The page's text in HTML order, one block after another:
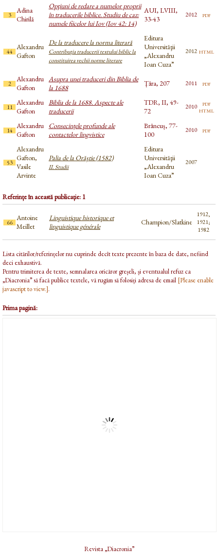
3
Adina
Chirilă
Opţiuni de redare a numelor proprii
în traducerile biblice. Studiu de caz:
numele fiicelor lui Iov (Iov 42: 14)
AUI, LVIII,
33-43
2012 pdf
44
Alexandru
Gafton
De la traducere la norma literară
Contribuţia traducerii textului biblic la
constituirea vechii norme literare
Editura
Universităţii
„Alexandru
Ioan Cuza”
2012 html
2
Alexandru
Gafton
Asupra unei traduceri din Biblia de
la 1688
Țâra, 207 2011 pdf
11
Alexandru
Gafton
Biblia de la 1688. Aspecte ale
traducerii
TDR, II, 49-
72
2010 pdf
html
14
Alexandru
Gafton
Consecințele profunde ale
contactelor lingvistice
Brâncuș, 77-
100
2010 pdf
53
Alexandru
Gafton,
Vasile
Arvinte
Palia de la Orăştie (1582)
II. Studii
Editura
Universităţii
„Alexandru
Ioan Cuza”
2007
Referințe în această publicație: 1
66
Antoine
Meillet
Linguistique historique et
linguistique générale
Champion/Slatkine
1912,
1921;
1982
Lista citărilor/referințelor nu cuprinde decît texte prezente în baza de date, nefiind
deci exhaustivă.
Pentru trimiterea de texte, semnalarea oricăror greșeli, și eventualul refuz ca
„Diacronia” să facă publice textele, vă rugăm să folosiți adresa de email [Please enable
javascript to view.].
Prima pagină:
Revista „Diacronia”